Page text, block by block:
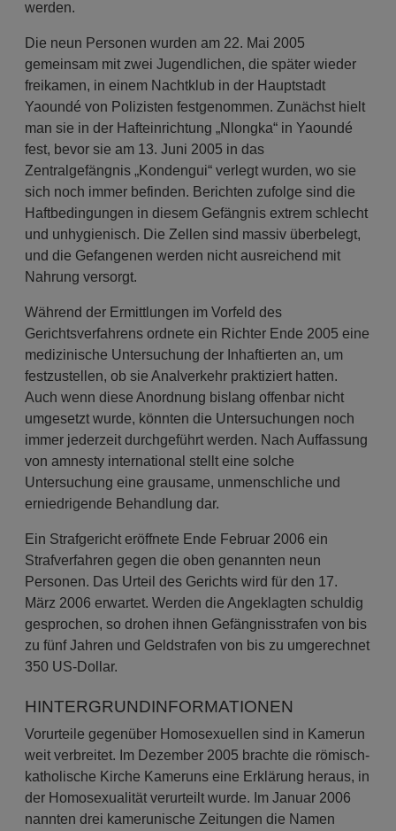
werden.
Die neun Personen wurden am 22. Mai 2005
gemeinsam mit zwei Jugendlichen, die später wieder
freikamen, in einem Nachtklub in der Hauptstadt
Yaoundé von Polizisten festgenommen. Zunächst hielt
man sie in der Hafteinrichtung „Nlongka“ in Yaoundé
fest, bevor sie am 13. Juni 2005 in das
Zentralgefängnis „Kondengui“ verlegt wurden, wo sie
sich noch immer befinden. Berichten zufolge sind die
Haftbedingungen in diesem Gefängnis extrem schlecht
und unhygienisch. Die Zellen sind massiv überbelegt,
und die Gefangenen werden nicht ausreichend mit
Nahrung versorgt.
Während der Ermittlungen im Vorfeld des
Gerichtsverfahrens ordnete ein Richter Ende 2005 eine
medizinische Untersuchung der Inhaftierten an, um
festzustellen, ob sie Analverkehr praktiziert hatten.
Auch wenn diese Anordnung bislang offenbar nicht
umgesetzt wurde, könnten die Unter­suchungen noch
immer jederzeit durchgeführt werden. Nach Auffassung
von amnesty international stellt eine solche
Untersuchung eine grausame, unmenschliche und
erniedrigende Behandlung dar.
Ein Strafgericht eröffnete Ende Februar 2006 ein
Strafverfahren gegen die oben genannten neun
Personen. Das Urteil des Gerichts wird für den 17.
März 2006 erwartet. Werden die Angeklagten schuldig
gesprochen, so drohen ihnen Gefängnisstrafen von bis
zu fünf Jahren und Geldstrafen von bis zu umgerechnet
350 US-Dollar.
HINTERGRUNDINFORMATIONEN
Vorurteile gegenüber Homosexuellen sind in Kamerun
weit verbreitet. Im Dezember 2005 brachte die römisch-
katholische Kirche Kameruns eine Erklärung heraus, in
der Homosexualität verurteilt wurde. Im Januar 2006
nannten drei kamerunische Zeitungen die Namen